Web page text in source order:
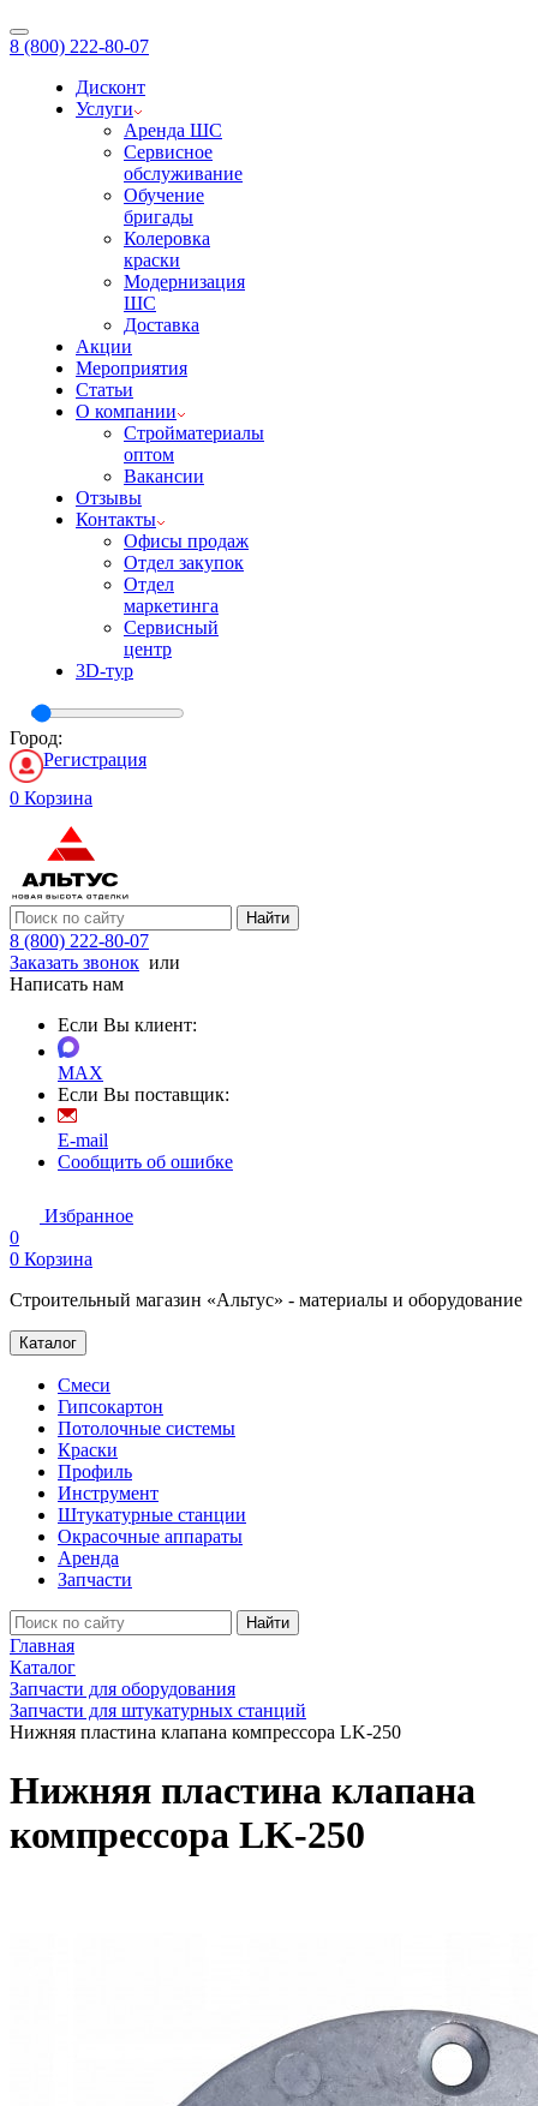
8 (800) 222-80-07
Дисконт
Услуги
Аренда ШС
Сервисное
обслуживание
Обучение
бригады
Колеровка
краски
Модернизация
ШС
Доставка
Акции
Мероприятия
Статьи
О компании
Стройматериалы
оптом
Вакансии
Отзывы
Контакты
Офисы продаж
Отдел закупок
Отдел
маркетинга
Сервисный
центр
3D-тур
Город:
Регистрация
0 Корзина
Найти
8 (800) 222-80-07
Заказать звонок или
Написать нам
Если Вы клиент:
MAX
Если Вы поставщик:
E-mail
Сообщить об ошибке
Избранное
0
0 Корзина
Строительный магазин «Альтус» - материалы и оборудование
Каталог
Смеси
Гипсокартон
Потолочные системы
Краски
Профиль
Инструмент
Штукатурные станции
Окрасочные аппараты
Аренда
Запчасти
Найти
Главная
Каталог
Запчасти для оборудования
Запчасти для штукатурных станций
Нижняя пластина клапана компрессора LK-250
Нижняя пластина клапана
компрессора LK-250